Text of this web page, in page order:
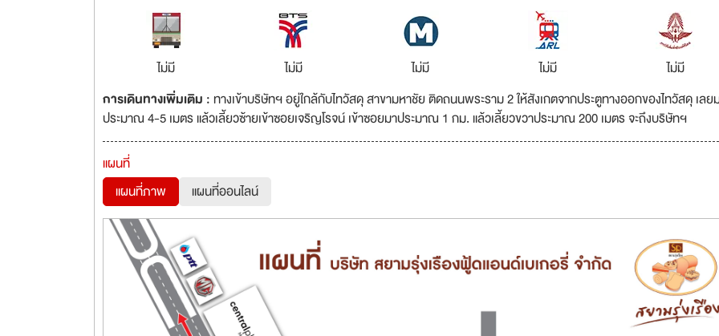
ไม่มี ไม่มี ไม่มี ไม่มี
ไม่มี
การเดินทางเพิ่มเติม :ทางเข้าบริษัทฯ อยู่ใกล้กับไทวัสดุ สาขามหาชัย ติดถนนพระราม 2 ให้สังเกตจากประตูทางออกของไทวัสดุ เลย
ประมาณ 4-5 เมตร แล้วเลี้ยวซ้ายเข้าซอยเจริญโรจน์ เข้าซอยมาประมาณ 1 กม. แล้วเลี้ยวขวาประมาณ 200 เมตร จะถึงบริษัทฯ
แผนที่
แผนที่ภาพ
แผนที่ออนไลน์